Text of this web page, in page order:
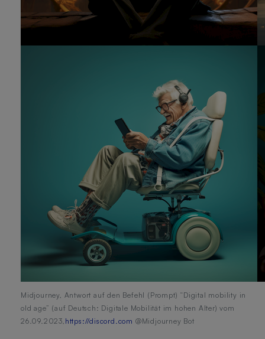
Midjourney, Antwort auf den Befehl (Prompt) “Digital mobility in
old age” (auf Deutsch: Digitale Mobilität im hohen Alter) vom
26.09.2023 https://discord.com @Midjourney Bot